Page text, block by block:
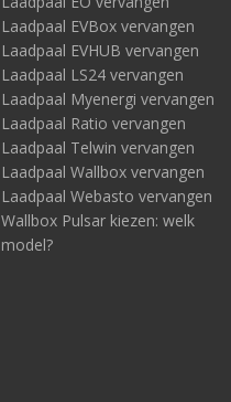
Laadpaal EVBox vervangen
Laadpaal EVHUB vervangen
Laadpaal LS24 vervangen
Laadpaal Myenergi vervangen
Laadpaal Ratio vervangen
Laadpaal Telwin vervangen
Laadpaal Wallbox vervangen
Laadpaal Webasto vervangen
Wallbox Pulsar kiezen: welk
model?